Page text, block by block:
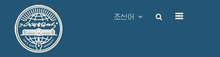
조선어